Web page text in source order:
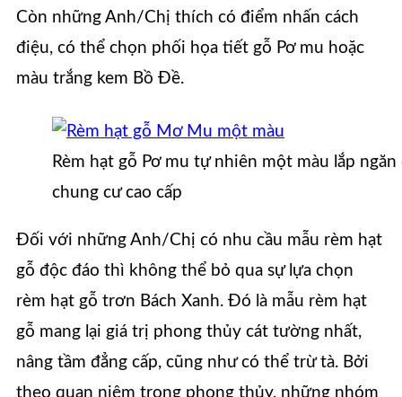
Còn những Anh/Chị thích có điểm nhấn cách
điệu, có thể chọn phối họa tiết gỗ Pơ mu hoặc
màu trắng kem Bồ Đề.
Rèm hạt gỗ Pơ mu tự nhiên một màu lắp
chung cư cao cấp
Đối với những Anh/Chị có nhu cầu mẫu rèm hạt
gỗ độc đáo thì không thể bỏ qua sự lựa chọn
rèm hạt gỗ trơn Bách Xanh. Đó là mẫu rèm hạt
gỗ mang lại giá trị phong thủy cát tường nhất,
nâng tầm đẳng cấp, cũng như có thể trừ tà. Bởi
theo quan niệm trong phong thủy, những nhóm